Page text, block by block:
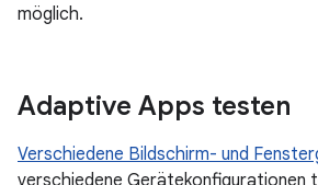
möglich.
Adaptive Apps testen
Verschiedene Bildschirm- und
verschiedene Gerätekonfigurationen